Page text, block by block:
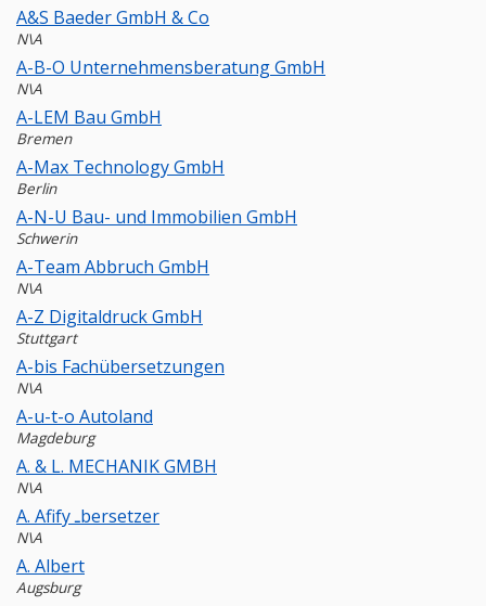
A&S Baeder GmbH & Co
N\A
A-B-O Unternehmensberatung GmbH
N\A
A-LEM Bau GmbH
Bremen
A-Max Technology GmbH
Berlin
A-N-U Bau- und Immobilien GmbH
Schwerin
A-Team Abbruch GmbH
N\A
A-Z Digitaldruck GmbH
Stuttgart
A-bis Fachübersetzungen
N\A
A-u-t-o Autoland
Magdeburg
A. & L. MECHANIK GMBH
N\A
A. Afify ـbersetzer
N\A
A. Albert
Augsburg